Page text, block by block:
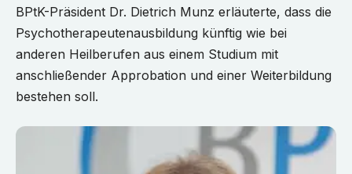
BPtK-Präsident Dr. Dietrich Munz erläuterte, dass die
Psychotherapeutenausbildung künftig wie bei
anderen Heilberufen aus einem Studium mit
anschließender Approbation und einer Weiterbildung
bestehen soll.